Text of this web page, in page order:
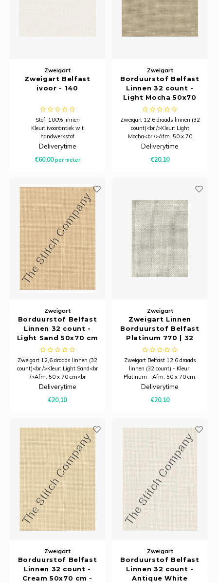
Zweigart
Zweigart Belfast
ivoor - 140
Stof: 100% linnen
Kleur: ivoor/antiek wit
handwerkstof
Draden: 12,6 draden per
Deliverytime
€60,00per meter
Zweigart
Borduurstof Belfast
Linnen 32 count -
Light Mocha 50x70
cm - Zweigart
Zweigart 12,6 draads linnen (32
count)<br />Kleur: Light
Mocha<br />Afm. 50 x 70
cm<br />Overeenkomend Venus
Deliverytime
€20,10
Zweigart
Borduurstof Belfast
Linnen 32 count -
Light Sand 50x70 cm
- Zweigart
Zweigart 12,6 draads linnen (32
count)<br />Kleur: Light Sand<br
/>Afm. 50 x 70 cm<br
/>Overeenkomend Venus
Deliverytime
€20,10
Zweigart
Zweigart Linnen
Borduurstof Belfast
Platinum 770 | 32
Count (12,6/cm) |
Stuk 50 x 70 cm
Zweigart Belfast 12,6 draads
linnen (32 count) - Kleur:
Platinum - Afm. 50 x 70 cm.
Deliverytime
€20,10
Zweigart
Borduurstof Belfast
Linnen 32 count -
Cream 50x70 cm -
Zweigart
Borduurstof Belfast
Linnen 32 count -
Antique White